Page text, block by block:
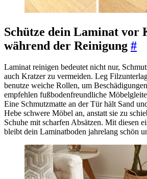
Schütze dein Laminat vor
während der Reinigung #
Laminat reinigen bedeutet nicht nur,
auch Kratzer zu vermeiden. Leg
benutze weiche Rollen, um
empfehlen fußbodenfreundliche
Eine Schmutzmatte an der Tür hält Sand
Hebe schwere Möbel an, anstatt sie zu
Schuhe mit scharfen Absätzen. Mit diesen
bleibt dein Laminatboden jahrelang schön